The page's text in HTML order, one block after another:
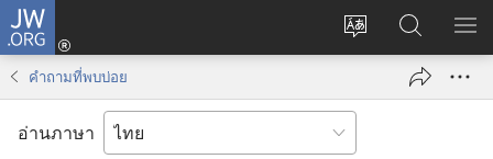
JW.ORG
เปลี่ยน
เข้า
(เปิด
ใหม่)
ค้นหา
ใน
JW.ORG
แส
คำถามที่พบบ่อย
อ่านภาษา